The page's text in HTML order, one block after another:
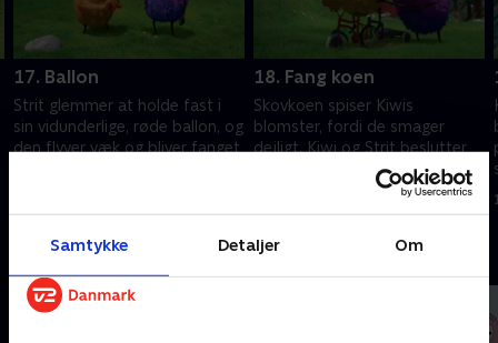
Samtykke Detaljer Om
17. Ballon
Strit glemmer at holde fast i
sin vidunderlige, røde ballon, og
den flyver væk og bliver fanget
18. Fang koen
Skovkoen spiser Kiwis
blomster, fordi de smager
dejligt. Kiwi og Strit beslutter
sig for at fange skovkoen, så
de kan have deres blomster i
fred!
1. december 2020 • 5 min
Andre så også